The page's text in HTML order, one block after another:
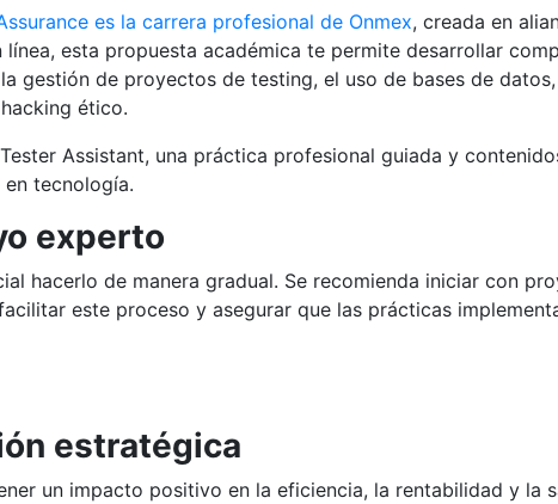
es la carrera profesional de Onmex, creada en
esta propuesta académica te permite desarrollar
gestión de proyectos de testing, el uso de bases de
ético.
Assistant, una práctica profesional guiada y
tecnología.
experto
hacerlo de manera gradual. Se recomienda iniciar con
este proceso y asegurar que las prácticas
estratégica
un impacto positivo en la eficiencia, la rentabilidad y la